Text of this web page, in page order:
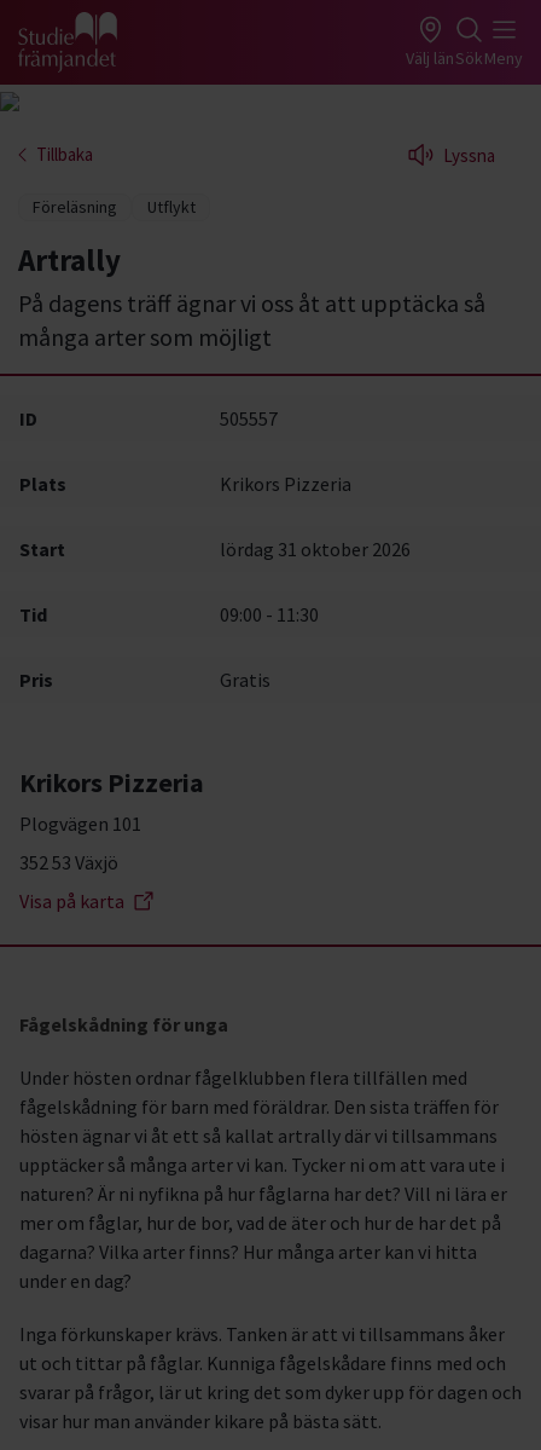
Gå till studiefrämjandets startsida Välj länSökMeny
Tillbaka Lyssna
Föreläsning Utflykt
Artrally
På dagens träff ägnar vi oss åt att upptäcka så
många arter som möjligt
ID 505557
Plats Krikors Pizzeria
Start lördag 31 oktober 2026
Tid 09:00 - 11:30
Pris Gratis
Krikors Pizzeria
Plogvägen 101
352 53 Växjö
Visa på karta
Fågelskådning för unga
Under hösten ordnar fågelklubben flera tillfällen med
fågelskådning för barn med föräldrar. Den sista träffen för
hösten ägnar vi åt ett så kallat artrally där vi tillsammans
upptäcker så många arter vi kan. Tycker ni om att vara ute i
naturen? Är ni nyfikna på hur fåglarna har det? Vill ni lära er
mer om fåglar, hur de bor, vad de äter och hur de har det på
dagarna? Vilka arter finns? Hur många arter kan vi hitta
under en dag?
Inga förkunskaper krävs. Tanken är att vi tillsammans åker
ut och tittar på fåglar. Kunniga fågelskådare finns med och
svarar på frågor, lär ut kring det som dyker upp för dagen och
visar hur man använder kikare på bästa sätt.